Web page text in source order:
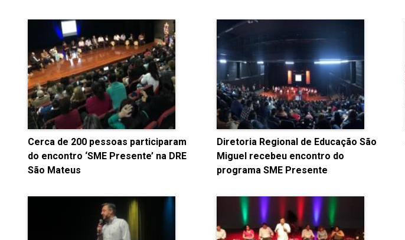
Cerca de 200 pessoas participaram
do encontro ‘SME Presente’ na DRE
São Mateus
Diretoria Regional de Educação São
Miguel recebeu encontro do
programa SME Presente